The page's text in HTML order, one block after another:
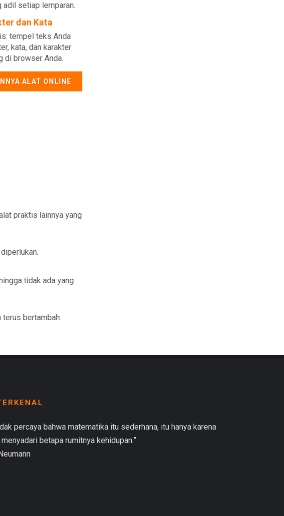
adil setiap lemparan.
dan Kata
tempel teks Anda
kata, dan karakter
di browser Anda.
ALAT ONLINE
praktis lainnya yang
tidak ada yang
terus bertambah.
percaya bahwa matematika itu sederhana, itu hanya karena
betapa rumitnya kehidupan.”